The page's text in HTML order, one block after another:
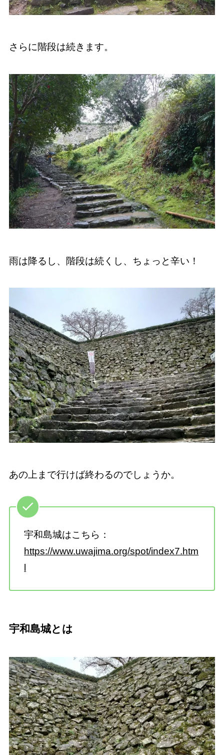
さらに階段は続きます。
雨は降るし、階段は続くし、ちょっと辛い！
あの上まで行けば終わるのでしょうか。
宇和島城はこちら：
https://www.uwajima.org/spot/index7.htm
宇和島城とは